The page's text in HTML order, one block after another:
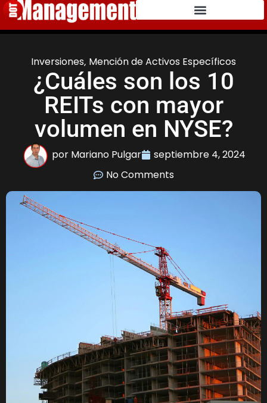
Inversiones, Mención de Activos Específicos
¿Cuáles son los 10
REITs con mayor
volumen en NYSE?
porMariano Pulgar
septiembre 4, 2024
No Comments